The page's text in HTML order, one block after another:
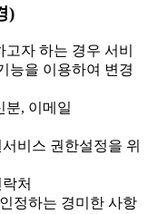
)
자 하는 경우 서비
능을 이용하여 변경
, 이메일
비스 권한설정을 위
처
정하는 경미한 사항